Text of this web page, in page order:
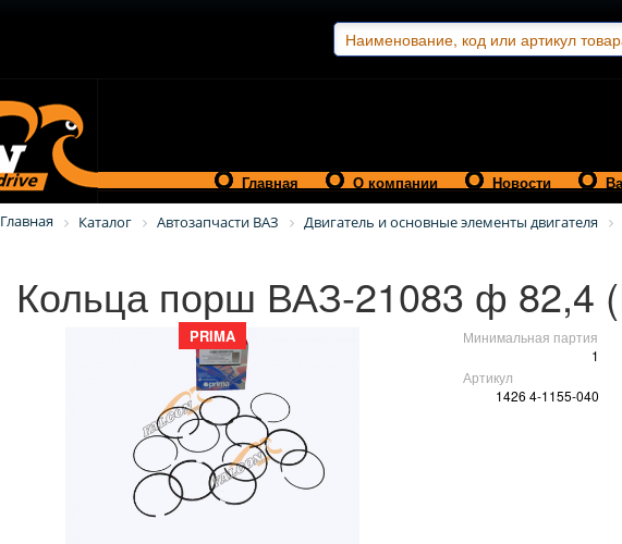
Главная О компании Новости
Главная Каталог Автозапчасти ВАЗ Двигатель и основные элементы двигателя
Кольца порш ВАЗ-21083 ф 82,4
PRIMA
Минимальная партия
1
Артикул
1426 4-1155-040